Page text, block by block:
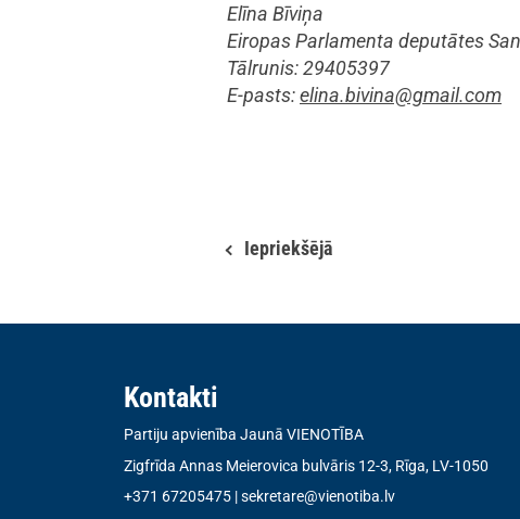
Elīna Bīviņa
Eiropas Parlamenta deputātes
Tālrunis: 29405397
E-pasts:elina.bivina@gmail.com
Iepriekšējā
Kontakti
Partiju apvienība Jaunā VIENOTĪBA
Zigfrīda Annas Meierovica bulvāris 12-3, Rīga, LV-1050
+371 67205475 |sekretare@vienotiba.lv